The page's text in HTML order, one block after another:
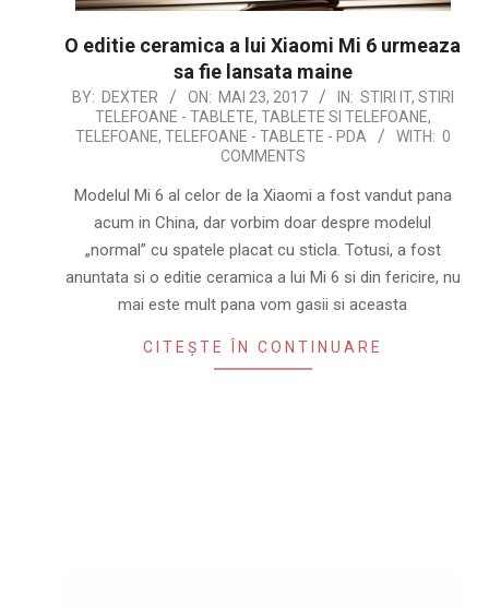
O editie ceramica a lui Xiaomi Mi 6 urmeaza
sa fie lansata maine
2017-
BY: DEXTER ON: MAI 23, 2017 IN: STIRI IT, STIRI
TELEFOANE - TABLETE, TABLETE SI TELEFOANE,
TELEFOANE, TELEFOANE - TABLETE - PDA WITH: 0
COMMENTS
Modelul Mi 6 al celor de la Xiaomi a fost vandut pana
acum in China, dar vorbim doar despre modelul
„normal” cu spatele placat cu sticla. Totusi, a fost
anuntata si o editie ceramica a lui Mi 6 si din fericire, nu
mai este mult pana vom gasii si aceasta
CITEȘTE ÎN CONTINUARE